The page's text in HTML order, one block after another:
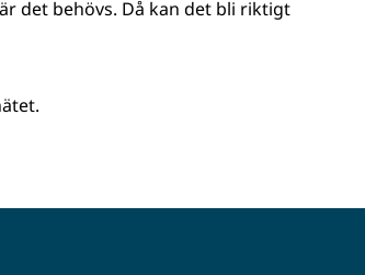
det behövs. Då kan det bli riktigt